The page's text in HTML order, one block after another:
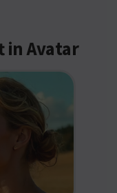
in Avatar